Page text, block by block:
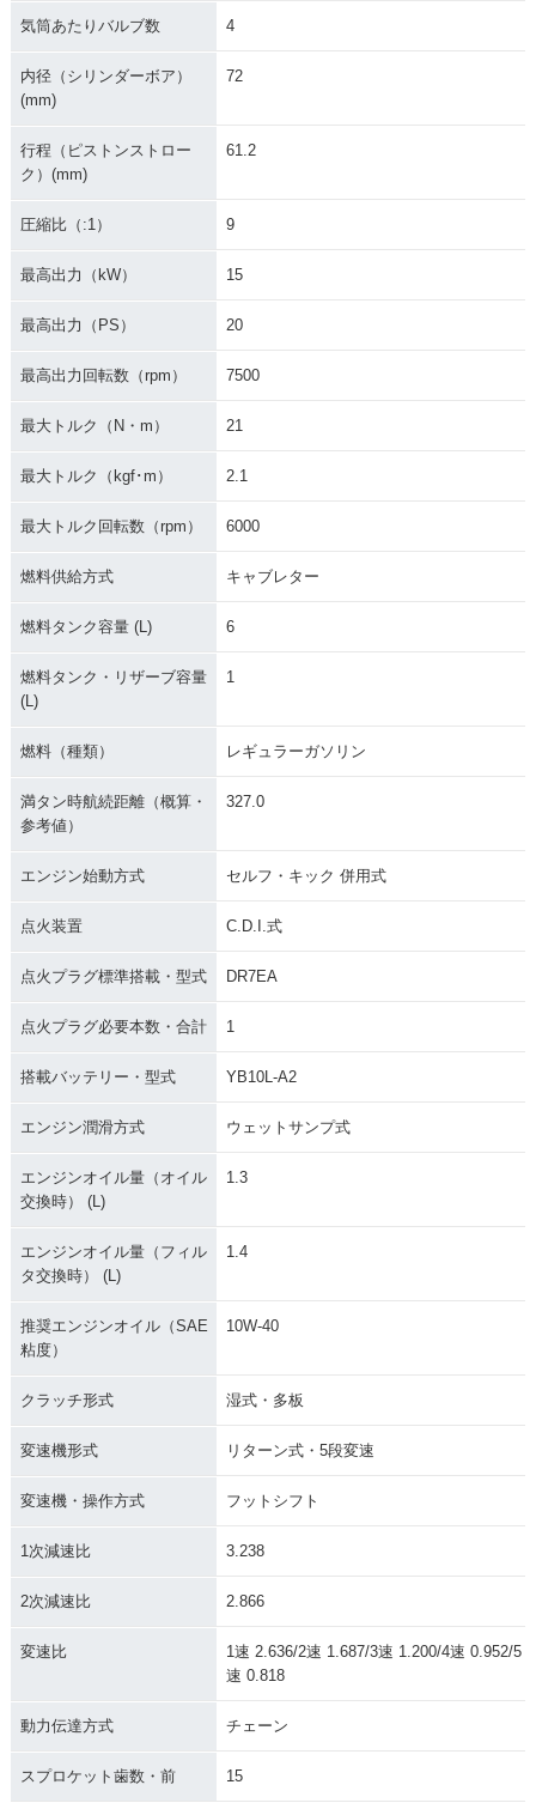
気筒あたりバルブ数 4
内径（シリンダーボア）
(mm)
72
行程（ピストンストロー
ク）(mm)
61.2
圧縮比（:1） 9
最高出力（kW） 15
最高出力（PS） 20
最高出力回転数（rpm） 7500
最大トルク（N・m） 21
最大トルク（kgf･m） 2.1
最大トルク回転数（rpm） 6000
燃料供給方式 キャブレター
燃料タンク容量 (L) 6
燃料タンク・リザーブ容量
(L)
1
燃料（種類） レギュラーガソリン
満タン時航続距離（概算・
参考値）
327.0
エンジン始動方式 セルフ・キック 併用式
点火装置 C.D.I.式
点火プラグ標準搭載・型式 DR7EA
点火プラグ必要本数・合計 1
搭載バッテリー・型式 YB10L-A2
エンジン潤滑方式 ウェットサンプ式
エンジンオイル量（オイル
交換時） (L)
1.3
エンジンオイル量（フィル
タ交換時） (L)
1.4
推奨エンジンオイル（SAE
粘度）
10W-40
クラッチ形式 湿式・多板
変速機形式 リターン式・5段変速
変速機・操作方式 フットシフト
1次減速比 3.238
2次減速比 2.866
変速比
1速 2.636/2速 1.687/3速 1.200/4速 0.952/5
速 0.818
動力伝達方式 チェーン
スプロケット歯数・前 15